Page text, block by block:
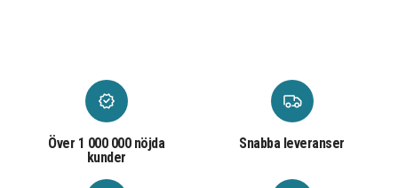
Över 1 000 000 nöjda
kunder
Snabba leveranser